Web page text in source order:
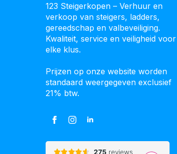
123 Steigerkopen – Verhuur en
verkoop van steigers, ladders,
gereedschap en valbeveiliging.
Kwaliteit, service en veiligheid voor
elke klus.
Prijzen op onze website worden
standaard weergegeven exclusief
21% btw.